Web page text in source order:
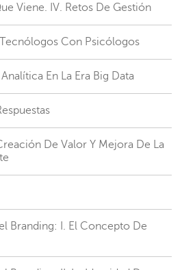
Viene. IV. Retos De Gestión
Con Psicólogos
En La Era Big Data
De Valor Y Mejora De La
Branding: I. El Concepto De